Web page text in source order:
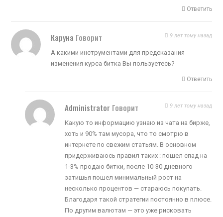
Ответить
Каруна Говорит 9 лет тому назад
А какими инструментами для предсказания
изменения курса битка Вы пользуетесь?
Ответить
Administrator Говорит 9 лет тому назад
Какую то информацию узнаю из чата на бирже,
хоть и 90% там мусора, что то смотрю в
интернете по свежим статьям. В основном
придерживаюсь правил таких : пошел спад на
1-3% продаю битки, после 10-30 дневного
затишья пошел минимальный рост на
несколько процентов — стараюсь покупать.
Благодаря такой стратегии постоянно в плюсе.
По другим валютам — это уже рисковать